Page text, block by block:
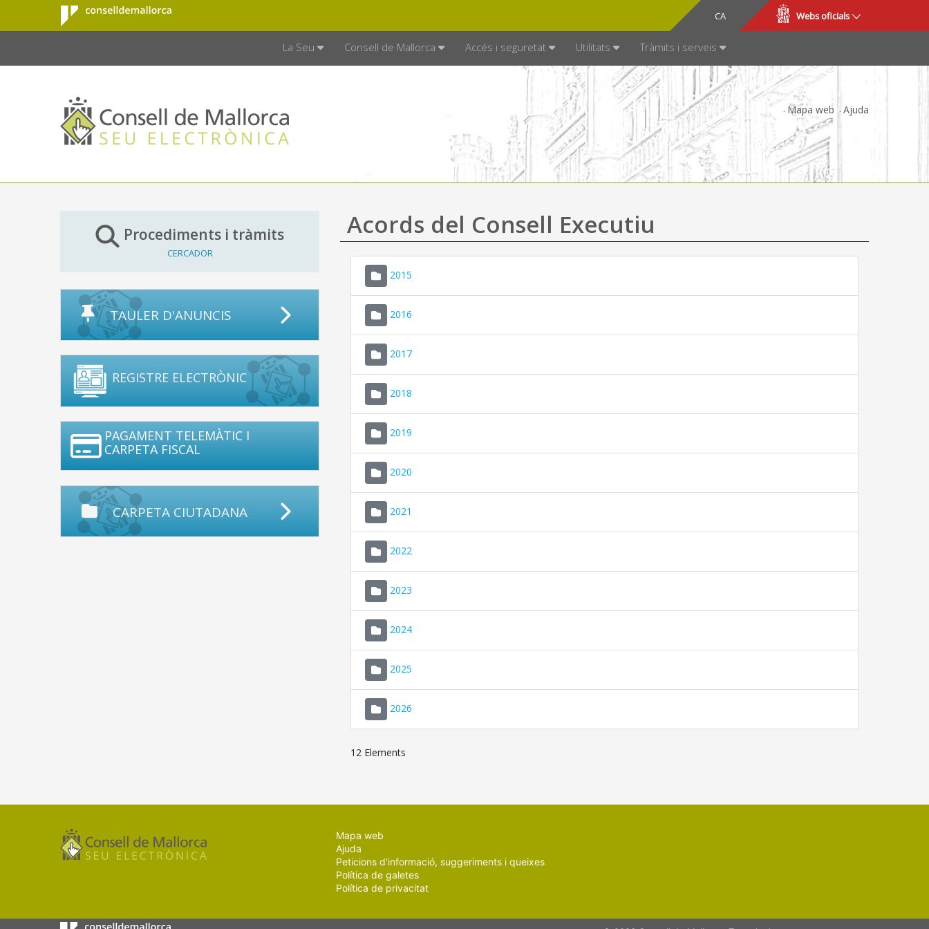
Salta al contingut principal
Consell de
Mallorca
CA
ES Webs oficials
La Seu Consell de Mallorca Accés i seguretat Utilitats Tràmits i serveis
Mapa web Ajuda
Procediments i tràmits
CERCADOR
TAULER D'ANUNCIS
REGISTRE ELECTRÒNIC
PAGAMENT TELEMÀTIC I
CARPETA FISCAL
CARPETA CIUTADANA
Acords del Consell Executiu
2015
2016
2017
2018
2019
2020
2021
2022
2023
2024
2025
2026
12 Elements
Mapa web
Ajuda
Peticions d'informació, suggeriments i queixes
Política de galetes
Política de privacitat